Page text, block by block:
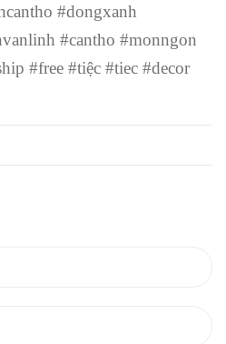
#dongxanh
#cantho #monngon
#free #tiệc #tiec #decor